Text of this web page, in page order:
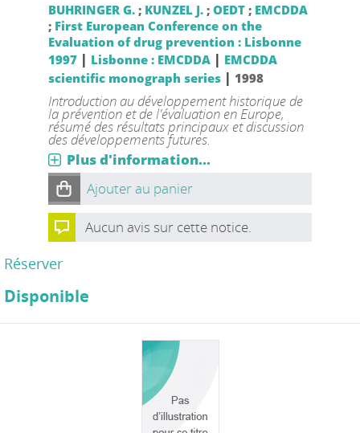
BUHRINGER G.; KUNZEL J.; OEDT; EMCDDA
; First European Conference on the
Evaluation of drug prevention : Lisbonne
1997 | Lisbonne : EMCDDA| EMCDDA
scientific monograph series| 1998
Introduction au développement historique de
la prévention et de l'évaluation en Europe,
résumé des résultats principaux et discussion
des développements futures.
Plus d'information...
Ajouter au panier
Aucun avis sur cette notice.
Réserver
Disponible